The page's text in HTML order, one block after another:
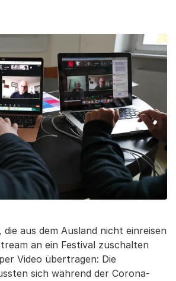
aus dem Ausland nicht einreisen
an ein Festival zuschalten
Video übertragen: Die
sich während der Corona-